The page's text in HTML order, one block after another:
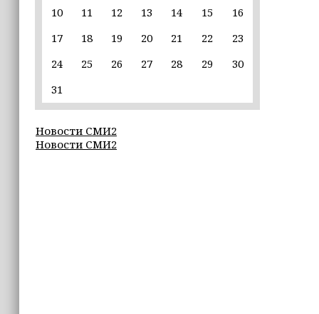
Силы ПВО сбили 75 БПЛА над
сутки
20:09
19:37
10
11 12 13 14 15
16
17
18 19 20 21 22
23
24
25 26 27 28 29
30
31
Новости СМИ2
Новости СМИ2